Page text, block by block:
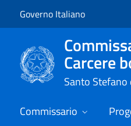
Governo Italiano
Carcere
Santo
Commissario